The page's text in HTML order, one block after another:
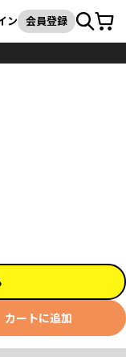
検索
ン 会員登録カート
カートに追加